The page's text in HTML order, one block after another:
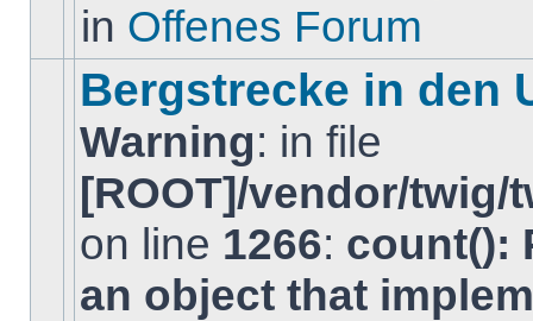
BeitrÃ¤ge
Thema.
in Offenes Forum
gibt
keine
neuen
Bergstrecke in den
Warning: in file
[ROOT]/vendor/
on line 1266: count():
an object that